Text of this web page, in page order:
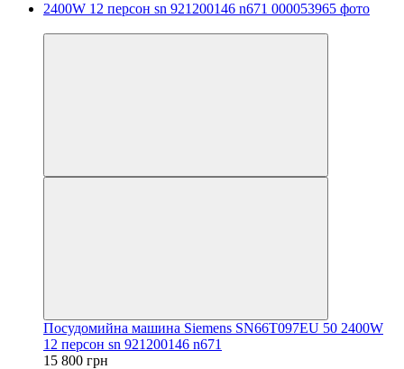
Посудомийна машина Siemens SN66T097EU 50 2400W
12 персон sn 921200146 n671
15 800 грн